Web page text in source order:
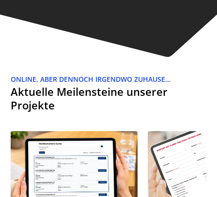
ONLINE, ABER DENNOCH IRGENDWO ZUHAUSE…
Aktuelle Meilensteine unserer
Projekte